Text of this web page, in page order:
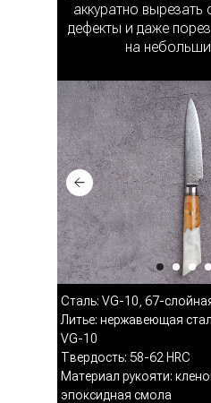
Сталь: VG-10, 67-
Литье: нержавеющая
VG-10
Твердость: 58-62 HRC
Материал рукояти:
эпоксидная смола
аккуратно вырезать
дефекты и даже
на